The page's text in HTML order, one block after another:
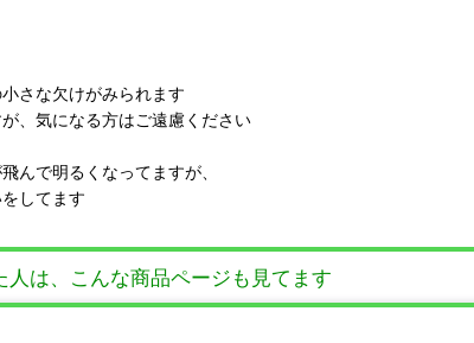
さな欠けがみられます
、気になる方はご遠慮ください
んで明るくなってますが、
してます
人は、こんな商品ページも見てます